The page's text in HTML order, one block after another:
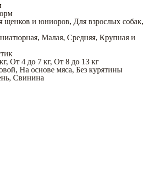
щенков и юниоров, Для взрослых собак,
, Малая, Средняя, Крупная и
, От 4 до 7 кг, От 8 до 13 кг
, На основе мяса, Без курятины
, Свинина